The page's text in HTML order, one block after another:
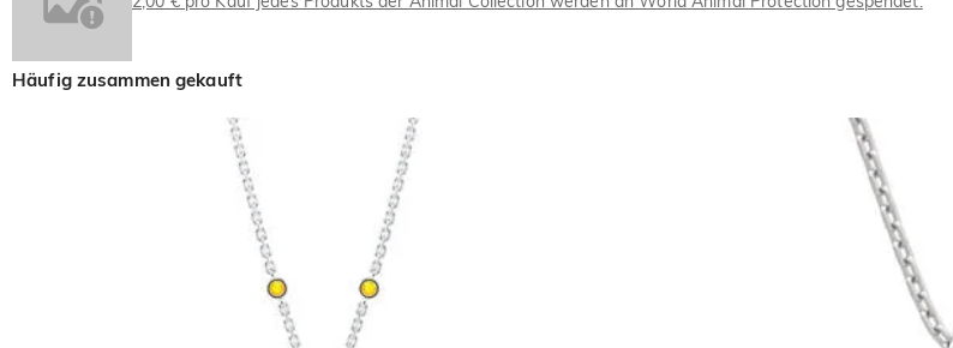
Häufig zusammen gekauft